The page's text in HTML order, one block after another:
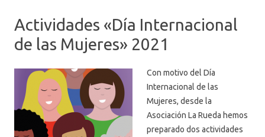
Actividades «Día Internacional
de las Mujeres» 2021
Con motivo del Día
Internacional de las
Mujeres, desde la
Asociación La Rueda hemos
preparado dos actividades